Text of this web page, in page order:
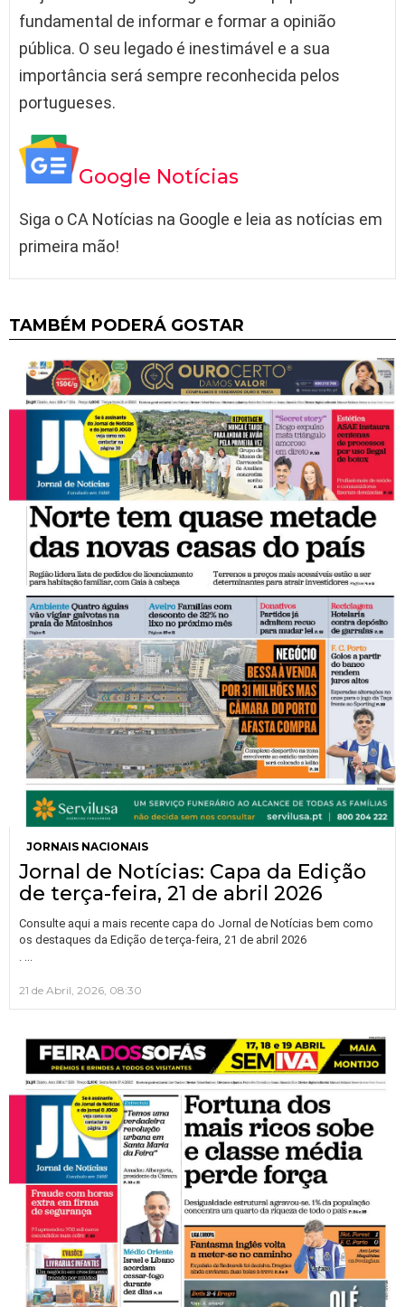
fundamental de informar e formar a opinião
pública. O seu legado é inestimável e a sua
importância será sempre reconhecida pelos
portugueses.
Google Notícias
Siga o CA Notícias na Google e leia as notícias em
primeira mão!
TAMBÉM PODERÁ GOSTAR
JORNAIS NACIONAIS
Jornal de Notícias: Capa da Edição
de terça-feira, 21 de abril 2026
Consulte aqui a mais recente capa do Jornal de Notícias bem como
os destaques da Edição de terça-feira, 21 de abril 2026
. …
21 de Abril, 2026, 08:30